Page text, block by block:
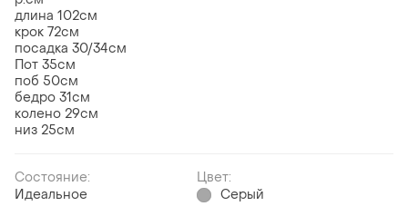
длина 102см
крок 72см
посадка 30/34см
Пот 35см
поб 50см
бедро 31см
колено 29см
низ 25см
Состояние:
Идеальное
Цвет:
Серый